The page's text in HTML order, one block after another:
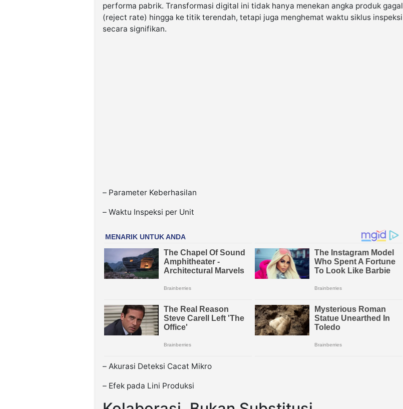
performa pabrik. Transformasi digital ini tidak hanya menekan angka produk gagal
(reject rate) hingga ke titik terendah, tetapi juga menghemat waktu siklus inspeksi
secara signifikan.
– Parameter Keberhasilan
– ⁠Waktu Inspeksi per Unit
– ⁠Akurasi Deteksi Cacat Mikro
– ⁠Efek pada Lini Produksi